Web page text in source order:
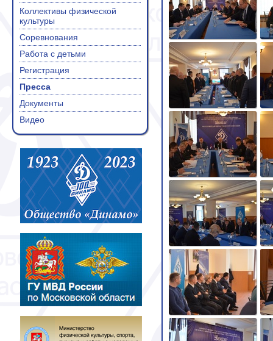
Коллективы физической
культуры
Соревнования
Работа с детьми
Регистрация
Пресса
Документы
Видео